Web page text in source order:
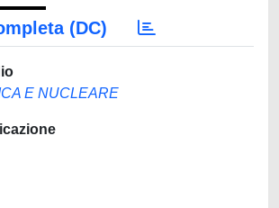
(DC)
E NUCLEARE